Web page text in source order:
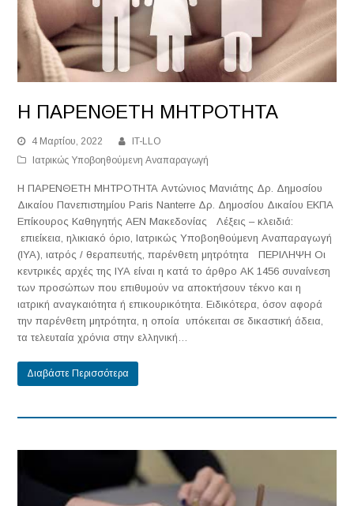
Η ΠΑΡΕΝΘΕΤΗ ΜΗΤΡΟΤΗΤΑ
4 Μαρτίου, 2022
IT-LLO
Ιατρικώς Υποβοηθούμενη Αναπαραγωγή
Η ΠΑΡΕΝΘΕΤΗ ΜΗΤΡΟΤΗΤΑ Αντώνιος Μανιάτης Δρ. Δημοσίου
Δικαίου Πανεπιστημίου Paris Nanterre Δρ. Δημοσίου Δικαίου ΕΚΠΑ
Επίκουρος Καθηγητής ΑΕΝ Μακεδονίας Λέξεις – κλειδιά:
επιείκεια, ηλικιακό όριο, Ιατρικώς Υποβοηθούμενη Αναπαραγωγή
(IYA), ιατρός / θεραπευτής, παρένθετη μητρότητα ΠΕΡΙΛΗΨΗ Οι
κεντρικές αρχές της ΙΥΑ είναι η κατά το άρθρο ΑΚ 1456 συναίνεση
των προσώπων που επιθυμούν να αποκτήσουν τέκνο και η
ιατρική αναγκαιότητα ή επικουρικότητα. Ειδικότερα, όσον αφορά
την παρένθετη μητρότητα, η οποία υπόκειται σε δικαστική άδεια,
τα τελευταία χρόνια στην ελληνική…
Διαβάστε Περισσότερα